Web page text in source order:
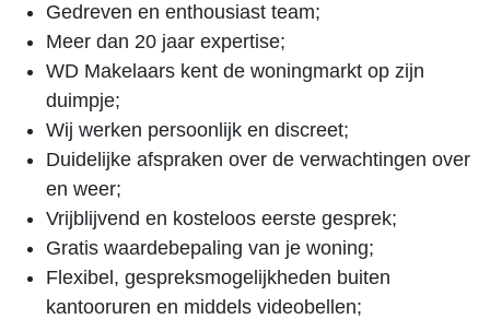
Gedreven en enthousiast team;
Meer dan 20 jaar expertise;
WD Makelaars kent de woningmarkt op zijn
duimpje;
Wij werken persoonlijk en discreet;
Duidelijke afspraken over de verwachtingen over
en weer;
Vrijblijvend en kosteloos eerste gesprek;
Gratis waardebepaling van je woning;
Flexibel, gespreksmogelijkheden buiten
kantooruren en middels videobellen;